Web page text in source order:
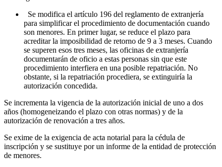
Se modifica el artículo 196 del reglamento de extranjería
para simplificar el procedimiento de documentación cuando
son menores. En primer lugar, se reduce el plazo para
acreditar la imposibilidad de retorno de 9 a 3 meses. Cuando
se superen esos tres meses, las oficinas de extranjería
documentarán de oficio a estas personas sin que este
procedimiento interfiera en una posible repatriación. No
obstante, si la repatriación procediera, se extinguiría la
autorización concedida.
Se incrementa la vigencia de la autorización inicial de uno a dos
años (homogeneizando el plazo con otras normas) y de la
autorización de renovación a tres años.
Se exime de la exigencia de acta notarial para la cédula de
inscripción y se sustituye por un informe de la entidad de protección
de menores.